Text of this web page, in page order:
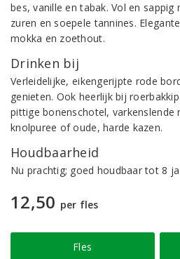
bes, vanille en tabak. Vol en
zuren en soepele tannines.
mokka en zoethout.
Drinken bij
Verleidelijke, eikengerijpte rode
genieten. Ook heerlijk bij
pittige bonenschotel, varkenslende
knolpuree of oude, harde kazen.
Houdbaarheid
Nu prachtig; goed houdbaar tot 8
12,50 per fles
Fles